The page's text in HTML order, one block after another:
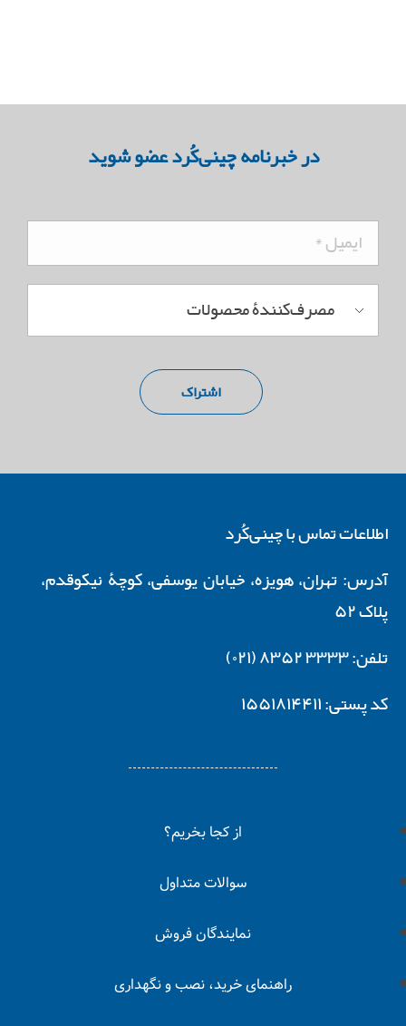
در خبرنامه چینی‌کُرد عضو شوید
اطلاعات تماس با چینی‌کُرد
آدرس: تهران، هویزه، خیابان یوسفی، کوچۀ نیکوقدم،
پلاک ۵۲
تلفن: ۳۳۳۳ ۸۳۵۲ (۰۲۱)
کد پستی: ۱۵۵۱۸۱۴۴۱۱
از کجا بخریم؟
سوالات متداول
نمایندگان فروش
راهنمای خرید، نصب و نگهداری